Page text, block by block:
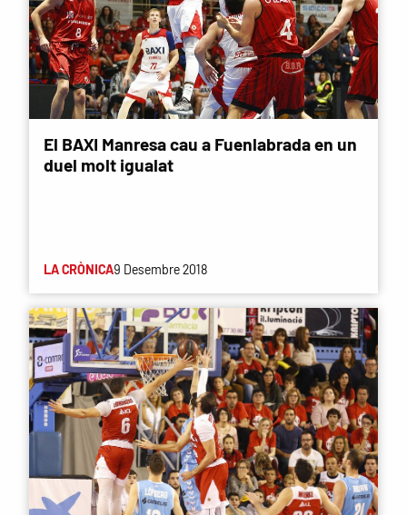
El BAXI Manresa cau a Fuenlabrada en un
duel molt igualat
LA CRÒNICA9 Desembre 2018